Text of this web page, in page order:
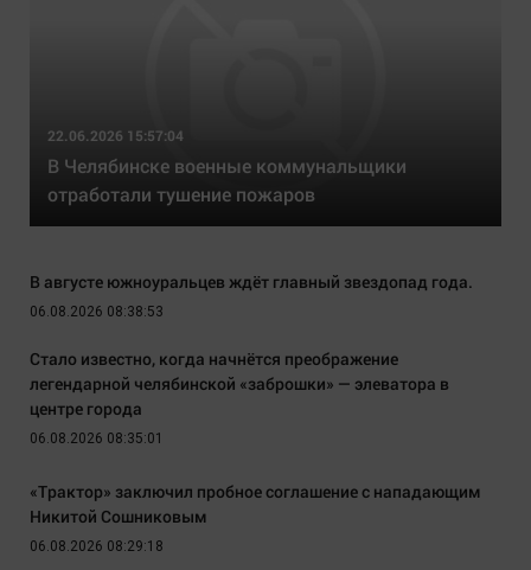
22.06.2026 15:57:04
В Челябинске военные коммунальщики
отработали тушение пожаров
В августе южноуральцев ждёт главный звездопад года.
06.08.2026 08:38:53
Стало известно, когда начнётся преображение
легендарной челябинской «заброшки» — элеватора в
центре города
06.08.2026 08:35:01
«Трактор» заключил пробное соглашение с нападающим
Никитой Сошниковым
06.08.2026 08:29:18